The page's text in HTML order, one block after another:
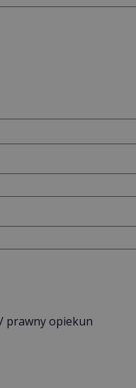
prawny opiekun